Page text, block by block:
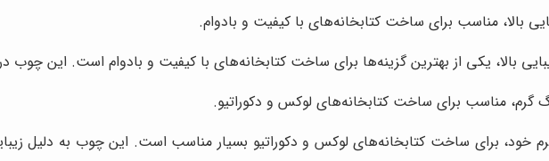
بالا، مناسب برای ساخت کتابخانه‌های با کیفیت و بادوام.
بالا، یکی از بهترین گزینه‌ها برای ساخت کتابخانه‌های با کیفیت و بادوام است. این چوب در
گرم، مناسب برای ساخت کتابخانه‌های لوکس و دکوراتیو.
خود، برای ساخت کتابخانه‌های لوکس و دکوراتیو بسیار مناسب است. این چوب به دلیل